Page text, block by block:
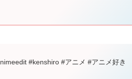
#kenshiro #アニメ #アニメ好き